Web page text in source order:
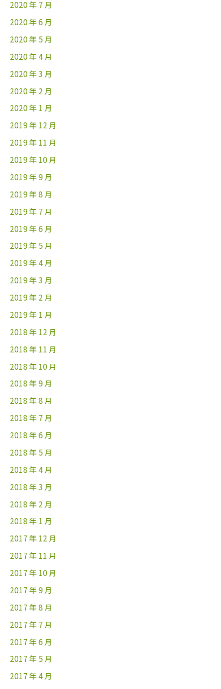
2020 年 7 月
2020 年 6 月
2020 年 5 月
2020 年 4 月
2020 年 3 月
2020 年 2 月
2020 年 1 月
2019 年 12 月
2019 年 11 月
2019 年 10 月
2019 年 9 月
2019 年 8 月
2019 年 7 月
2019 年 6 月
2019 年 5 月
2019 年 4 月
2019 年 3 月
2019 年 2 月
2019 年 1 月
2018 年 12 月
2018 年 11 月
2018 年 10 月
2018 年 9 月
2018 年 8 月
2018 年 7 月
2018 年 6 月
2018 年 5 月
2018 年 4 月
2018 年 3 月
2018 年 2 月
2018 年 1 月
2017 年 12 月
2017 年 11 月
2017 年 10 月
2017 年 9 月
2017 年 8 月
2017 年 7 月
2017 年 6 月
2017 年 5 月
2017 年 4 月